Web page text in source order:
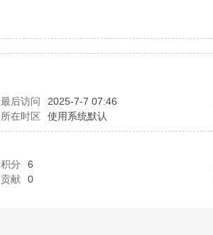
最后访问 2025-7-7 07:46
所在时区 使用系统默认
积分 6
贡献 0